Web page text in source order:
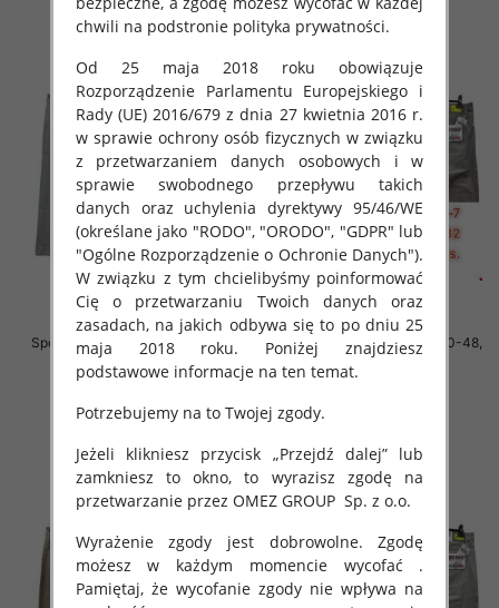
Spodnie męskie jeans Roz 40-48,
1 Kolor .Paczka 10 szt
szczegóły
Spodnie męskie jeans Roz 40-48,
1 Kolor .Paczka 10 szt
chwili na podstronie polityka prywatności.
Od 25 maja 2018 roku obowiązuje
Rozporządzenie Parlamentu Europejskiego i
Rady (UE) 2016/679 z dnia 27 kwietnia 2016 r.
w sprawie ochrony osób fizycznych w związku
z przetwarzaniem danych osobowych i w
sprawie swobodnego przepływu takich
danych oraz uchylenia dyrektywy 95/46/WE
(określane jako "RODO", "ORODO", "GDPR" lub
"Ogólne Rozporządzenie o Ochronie Danych").
W związku z tym chcielibyśmy poinformować
Cię o przetwarzaniu Twoich danych oraz
zasadach, na jakich odbywa się to po dniu 25
maja 2018 roku. Poniżej znajdziesz
podstawowe informacje na ten temat.
Potrzebujemy na to Twojej zgody.
Jeżeli klikniesz przycisk „Przejdź dalej” lub
zamkniesz to okno, to wyrazisz zgodę na
przetwarzanie przez OMEZ GROUP Sp. z o.o.
Wyrażenie zgody jest dobrowolne. Zgodę
możesz w każdym momencie wycofać .
Pamiętaj, że wycofanie zgody nie wpływa na